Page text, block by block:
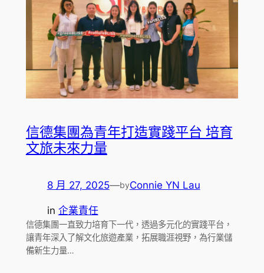
信德集團為青年打造實踐平台 培育
文旅未來力量
8 月 27, 2025—byConnie YN Lau
in 企業責任
信德集團一直致力培育下一代，透過多元化的實踐平台，
讓青年深入了解文化旅遊產業，拓展職涯視野，為行業儲
備新生力量…